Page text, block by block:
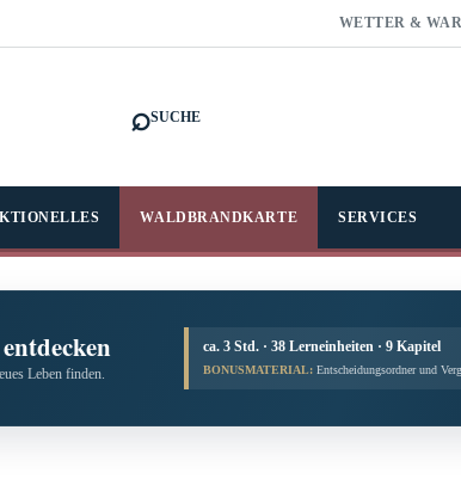
WETTER &
⌕SUCHE
WALDBRANDKARTE SERVICES
Leben finden.
ca. 3 Std. · 38 Lerneinheiten · 9 Kapitel
BONUSMATERIAL: Entscheidungsordner und